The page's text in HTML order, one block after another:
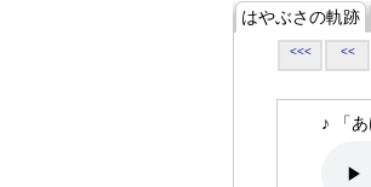
はやぶさの軌跡
<<< <<
♪ 「あ